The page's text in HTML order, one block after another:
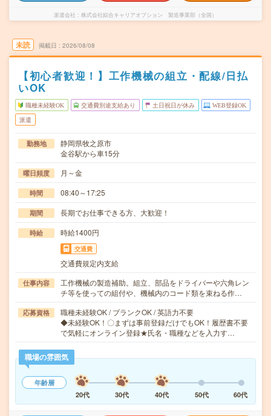
派遣会社 株式会社綜合キャリアオプション 製造事業部（全国）
未読 掲載日 2026/08/08
【初心者歓迎！】工作機械の組立・配線/日払
いOK
職種未経験OK 交通費別途支給あり 土日祝日が休み WEB登録OK
派遣
勤務地
静岡県牧之原市
金谷駅から車15分
曜日頻度 月～金
時間 08:40～17:25
期間 長期でお仕事できる方、大歓迎！
時給 時給1400円
交通費
交通費規定内支給
仕事内容
工作機械の製造補助。組立、部品をドライバーや六角レン
チ等を使っての組付や、機械内のコード類を束ねる作…
応募資格
職種未経験OK / ブランクOK / 英語力不要
◆未経験OK！〇まずは事前登録だけでもOK！履歴書不要
で気軽にオンライン登録★氏名・職種などを入力す…
職場の雰囲気
年齢層
20代
30代 40代 50代 60代